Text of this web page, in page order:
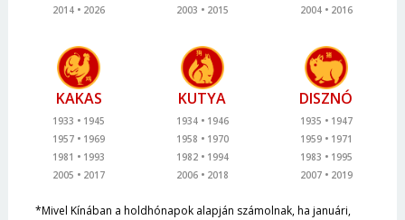
2014
2026
2003
2015
2004
2016
KAKAS
1933
1945
1957
1969
1981
1993
2005
2017
KUTYA
1934
1946
1958
1970
1982
1994
2006
2018
DISZNÓ
1935
1947
1959
1971
1983
1995
2007
2019
*Mivel Kínában a holdhónapok alapján számolnak, ha januári,